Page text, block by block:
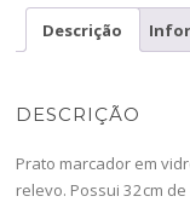
-13422-
Descrição
DESCRIÇÃO
Prato marcador em
relevo. Possui 32cm